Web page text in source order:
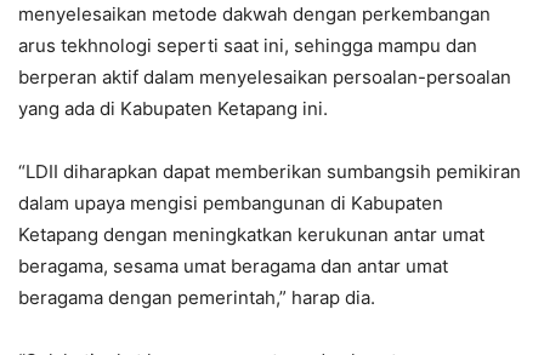
menyelesaikan metode dakwah dengan perkembangan
arus tekhnologi seperti saat ini, sehingga mampu dan
berperan aktif dalam menyelesaikan persoalan-persoalan
yang ada di Kabupaten Ketapang ini.
“LDII diharapkan dapat memberikan sumbangsih pemikiran
dalam upaya mengisi pembangunan di Kabupaten
Ketapang dengan meningkatkan kerukunan antar umat
beragama, sesama umat beragama dan antar umat
beragama dengan pemerintah,” harap dia.